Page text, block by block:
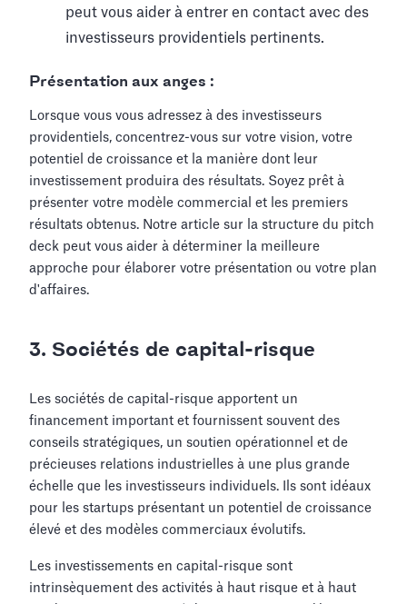
peut vous aider à entrer en contact avec des
investisseurs providentiels pertinents.
Présentation aux anges :
Lorsque vous vous adressez à des investisseurs
providentiels, concentrez-vous sur votre vision, votre
potentiel de croissance et la manière dont leur
investissement produira des résultats. Soyez prêt à
présenter votre modèle commercial et les premiers
résultats obtenus. Notre article sur la structure du pitch
deck peut vous aider à déterminer la meilleure
approche pour élaborer votre présentation ou votre plan
d'affaires.
3. Sociétés de capital-risque
Les sociétés de capital-risque apportent un
financement important et fournissent souvent des
conseils stratégiques, un soutien opérationnel et de
précieuses relations industrielles à une plus grande
échelle que les investisseurs individuels. Ils sont idéaux
pour les startups présentant un potentiel de croissance
élevé et des modèles commerciaux évolutifs.
Les investissements en capital-risque sont
intrinsèquement des activités à haut risque et à haut